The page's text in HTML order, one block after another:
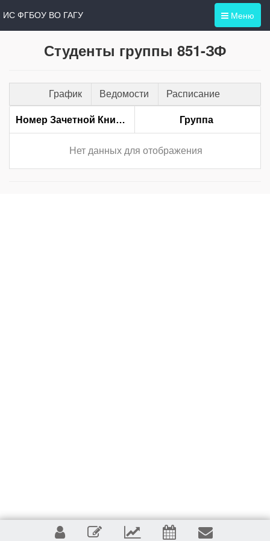
Меню
ИС ФГБОУ ВО ГАГУ
Студенты группы 851-ЗФ
График Ведомости Расписание
Номер Зачетной Книжки Группа
Нет данных для отображения